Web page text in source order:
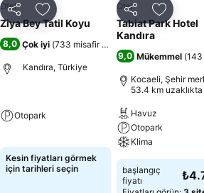
Paylaş Favorilerime ekle
Otel
Ziya Bey Tatil Koyu
8,0 Çok iyi (733 misafir puanı
Kandıra, Türkiye
Otopark
Kesin fiyatları görmek
için tarihleri seçin
Paylaş
Otel
Tabiat Park Hotel
Kandıra
9,0 Mükemmel (143
Kocaeli, Şehir
53.4 km uzaklıkta
Havuz
Otopark
Klima
başlangıç
fiyatı